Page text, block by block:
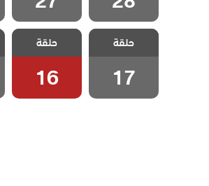
مسلسل عزيز
الحلقة 17
حلقة
17
مسلسل عزيز
الحلقة 16
حلقة
16